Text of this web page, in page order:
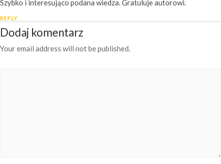
Szybko i interesująco podana wiedza. Gratuluje autorowi.
REPLY
Dodaj komentarz
Your email address will not be published.